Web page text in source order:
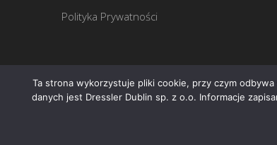
Polityka Prywatności
Ta strona wykorzystuje pliki cookie, przy czym
danych jest Dressler Dublin sp. z o.o. Informacje